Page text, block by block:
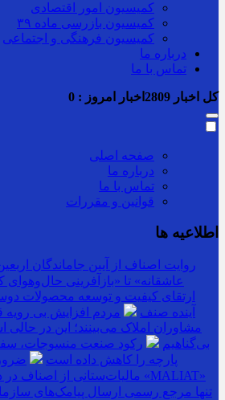
کمیسیون امور اقتصادی
کمیسیون بازرسی ماده ۳۹
کمیسیون فرهنگی و اجتماعی
درباره ما
تماس با ما
کل اخبار اخبار امروز : 0
صفحه اصلی
درباره ما
تماس با ما
قوانین و مقررات
اطلاعیه ها
روایت اصناف از آیین جاماندگان
عاشقانه» تا «بازآفرینی حال‌وهوای
ارتقای کیفیت و توسعه محصولات
آینده صنف
مردم افزایش بی رویه
مشاوران املاک می‌بینند؛ این در
بی‌گناهیم
رکود صنعت منسوجات،
پارچه را کاهش داده است
مالیات‌ستانی از اصناف در
تنها مرجع رسمی ارسال پیامک‌های